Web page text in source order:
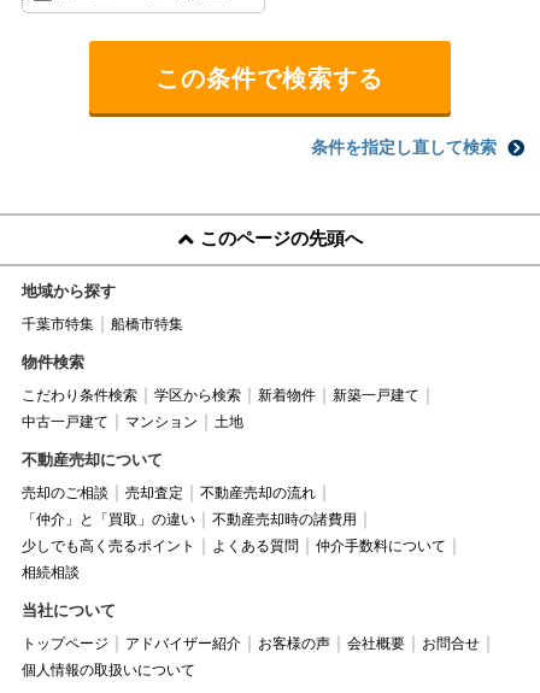
条件を指定し直して検索
このページの先頭へ
地域から探す
千葉市特集 船橋市特集
物件検索
こだわり条件検索 学区から検索 新着物件
新築一戸建て
中古一戸建て
マンション 土地
不動産売却について
売却のご相談 売却査定
不動産売却の流れ
「仲介」と「買取」の違い
不動産売却時の諸費用
少しでも高く売るポイント
よくある質問
仲介手数料について
相続相談
当社について
トップページ アドバイザー紹介 お客様の声 会社概要
お問合せ
個人情報の取扱いについて